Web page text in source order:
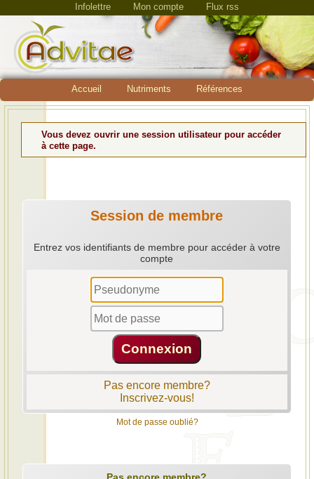
Infolettre Mon compte Flux rss
Accueil Nutriments Références
Vous devez ouvrir une session utilisateur pour accéder
à cette page.
Session de membre
Entrez vos identifiants de membre pour accéder à votre
compte
Pas encore membre?
Inscrivez-vous!
Mot de passe oublié?